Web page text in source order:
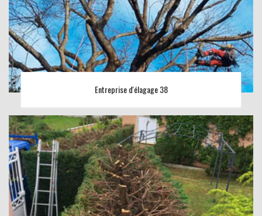
Entreprise d'élagage 38